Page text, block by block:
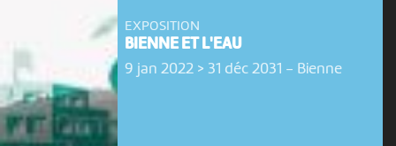
EXPOSITION
BIENNE ET L'EAU
9 jan 2022 > 31 déc 2031 - Bienne